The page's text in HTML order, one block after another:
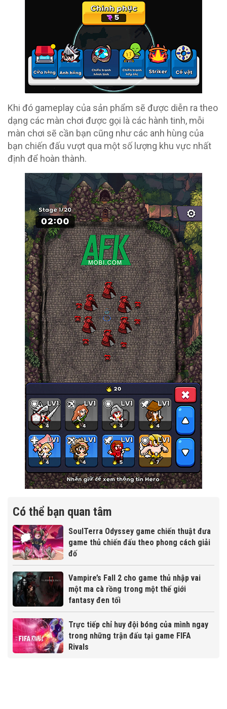
Khi đó gameplay của sản phẩm sẽ được diễn ra theo
dạng các màn chơi được gọi là các hành tinh, mỗi
màn chơi sẽ cần bạn cũng như các anh hùng của
bạn chiến đấu vượt qua một số lượng khu vực nhất
định để hoàn thành.
Có thể bạn quan tâm
SoulTerra Odyssey game chiến thuật đưa
game thủ chiến đấu theo phong cách giải
đố
Vampire’s Fall 2 cho game thủ nhập vai
một ma cà rồng trong một thế giới
fantasy đen tối
Trực tiếp chỉ huy đội bóng của mình ngay
trong những trận đấu tại game FIFA
Rivals